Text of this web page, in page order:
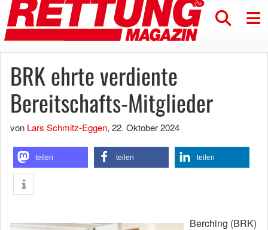
BRK ehrte verdiente
Bereitschafts-Mitglieder
von Lars Schmitz-Eggen, 22. Oktober 2024
teilen teilen teilen
Berching (BRK)